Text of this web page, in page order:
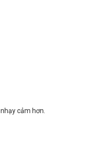
cảm hơn.